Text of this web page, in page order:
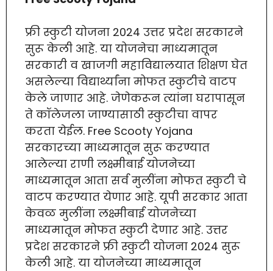
फ्री स्कुटी योजना 2024 उत्तर प्रदेश सरकारने
सुरू केली आहे. या योजनेचा माध्यमातून
सरकारी व खाजगी महाविद्यालयात शिक्षण घेत
असलेल्या विद्यार्थ्यांना मोफत स्कुटीचे वाटप
केले जाणार आहे. जेणेकरून त्यांना घरापासून
ते कॉलेजला जाण्यासाठी स्कुटीचा वापर
करता येईल. Free Scooty Yojana
सरकारच्या माध्यमातून सुरू करण्यात
आलेल्या राणी लक्ष्मीबाई योजनेच्या
माध्यमातून आता सर्व मुलींना मोफत स्कुटी चे
वाटप करण्यात येणार आहे. यूपी सरकार आता
केवळ मुलींना लक्ष्मीबाई योजनेच्या
माध्यमातून मोफत स्कुटी देणार आहे. उत्तर
प्रदेश सरकारने फ्री स्कुटी योजना 2024 सुरू
केली आहे. या योजनेच्या माध्यमातून